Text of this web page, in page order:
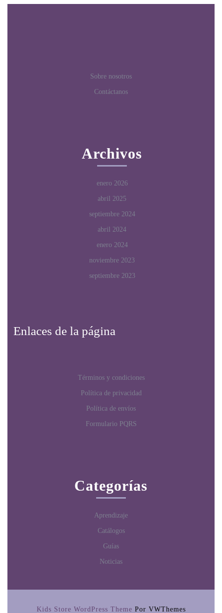
Sobre nosotros
Contáctanos
Archivos
enero 2026
abril 2025
septiembre 2024
abril 2024
enero 2024
noviembre 2023
septiembre 2023
Enlaces de la página
Términos y condiciones
Política de privacidad
Política de envíos
Formulario PQRS
Categorías
Aprendizaje
Catálogos
Guías
Noticias
Kids Store WordPress Theme Por VWThemes